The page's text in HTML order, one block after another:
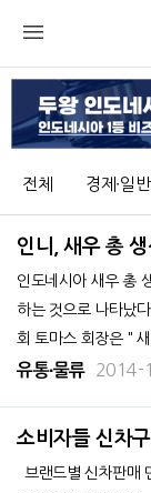
전체 경제∙일반
인니, 새우 총
인도네시아 새우 총
하는 것으로 나타났다. 인도네시아 어업협
회 토마스 회장은 "
가 일본과 미국 등으
수출품 종류도 음식
고 있
유통∙물류 2014-
소비자들 신차
일까?
브랜드별 신차판매 만족도 순위 브랜드 포